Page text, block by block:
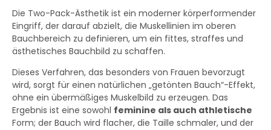
Die Two-Pack-Ästhetik ist ein moderner körperformender
Eingriff, der darauf abzielt, die Muskellinien im oberen
Bauchbereich zu definieren, um ein fittes, straffes und
ästhetisches Bauchbild zu schaffen.
Dieses Verfahren, das besonders von Frauen bevorzugt
wird, sorgt für einen natürlichen „getönten Bauch“-Effekt,
ohne ein übermäßiges Muskelbild zu erzeugen. Das
Ergebnis ist eine sowohl feminine als auch athletische
Form; der Bauch wird flacher, die Taille schmaler, und der